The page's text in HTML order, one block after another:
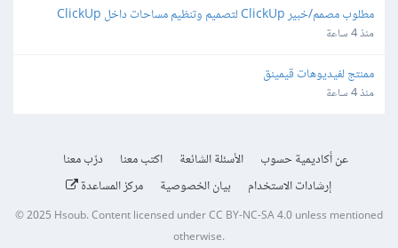
مطلوب مصمم/خبير ClickUp لتصميم وتنظيم مساحات داخل ClickUp
منذ 4 ساعة
ممنتج لفيديوهات قيمينق
منذ 4 ساعة
عن أكاديمية حسوب الأسئلة الشائعة اكتب معنا
درّب معنا
إرشادات الاستخدام
بيان الخصوصية مركز المساعدة
© 2025 Hsoub.Content licensed underCC BY-NC-SA 4.0unless mentioned
otherwise.